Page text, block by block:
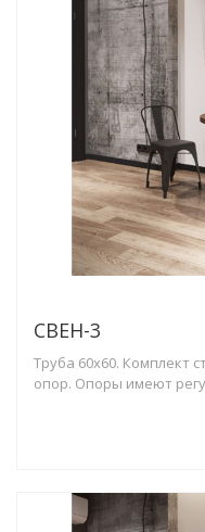
СВЕН-3
Труба 60х60. Комплект
опор. Опоры имеют